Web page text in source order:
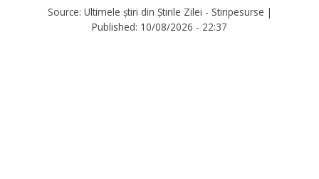
Source: Ultimele știri din Știrile Zilei - Stiripesurse |
Published: 10/08/2026 - 22:37